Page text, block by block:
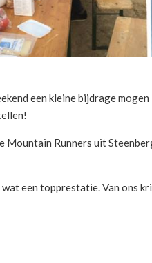
een kleine bijdrage
Mountain Runners uit
een topprestatie. Van ons